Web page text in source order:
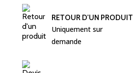
RETOUR D'UN PRODUIT
Uniquement sur
demande